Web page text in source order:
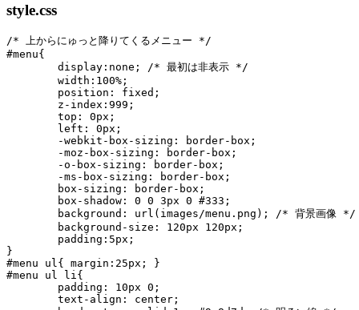
style.css
/* 上からにゅっと降りてくるメニュー */
#menu{
}
#menu ul{ margin:25px; }
#menu ul li{